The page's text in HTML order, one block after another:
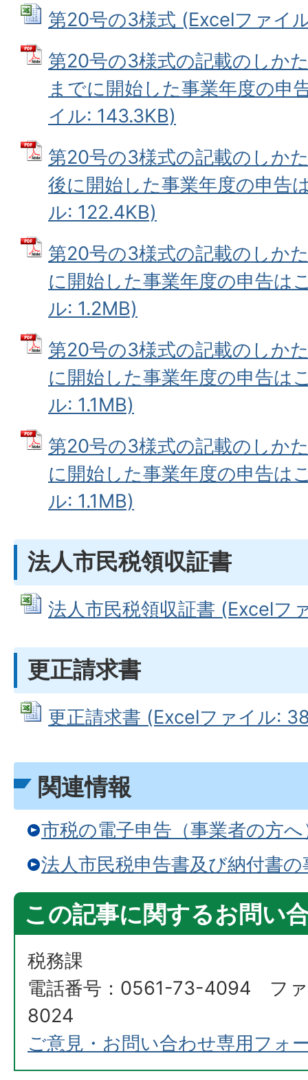
第20号の3様式 (Excelファイ
第20号の3様式の記載のしか
までに開始した事業年度の申
イル: 143.3KB)
第20号の3様式の記載のしか
後に開始した事業年度の申告
ル: 122.4KB)
第20号の3様式の記載のしか
に開始した事業年度の申告は
ル: 1.2MB)
第20号の3様式の記載のしか
に開始した事業年度の申告は
ル: 1.1MB)
第20号の3様式の記載のしか
に開始した事業年度の申告は
ル: 1.1MB)
法人市民税領収証書
法人市民税領収証書 (Excelフ
更正請求書
更正請求書 (Excelファイル:
関連情報
市税の電子申告（事業者の方へ
法人市民税申告書及び納付書
この記事に関するお問い
税務課
電話番号：0561-73-4094 フ
8024
ご意見・お問い合わせ専用フォ